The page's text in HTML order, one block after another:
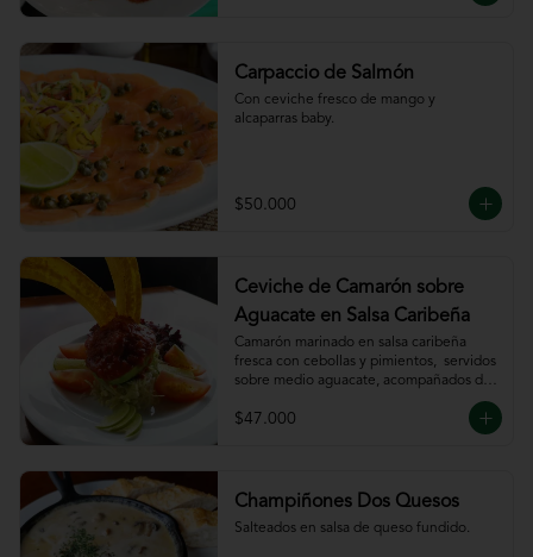
Carpaccio de Salmón
Con ceviche fresco de mango y
alcaparras baby.
$50.000
Ceviche de Camarón sobre
Aguacate en Salsa Caribeña
Camarón marinado en salsa caribeña
fresca con cebollas y pimientos,  servidos
sobre medio aguacate, acompañados de
$47.000
Champiñones Dos Quesos
Salteados en salsa de queso fundido.